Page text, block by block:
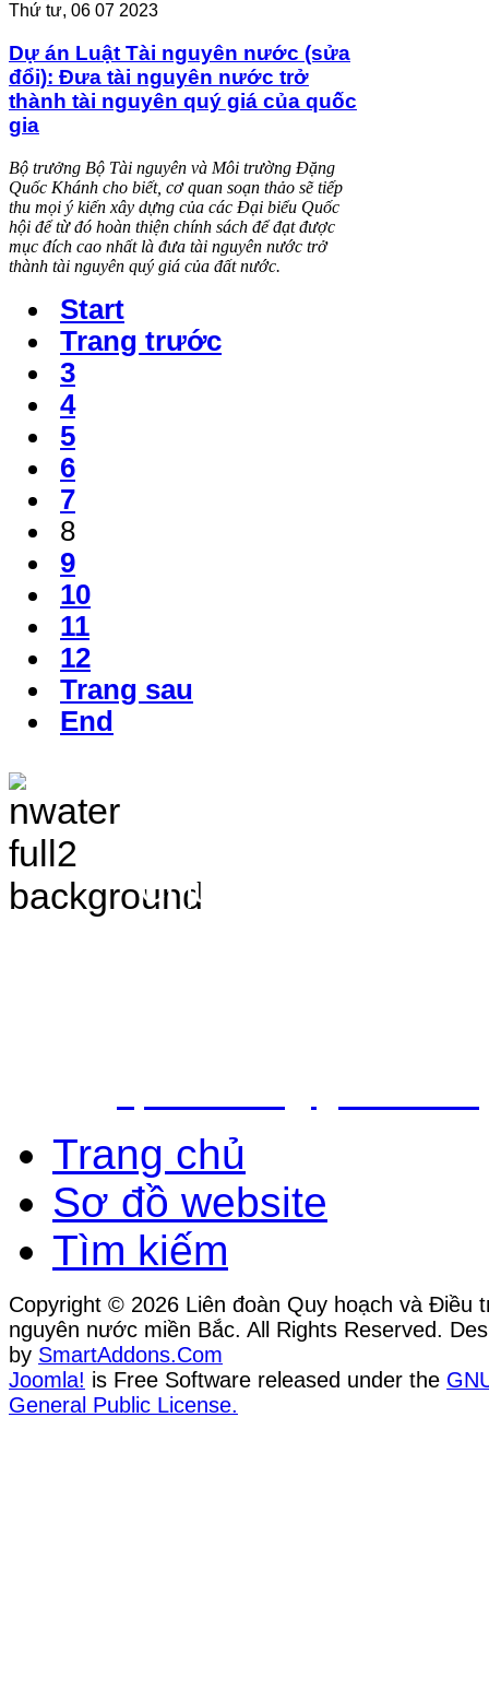
Thứ tư, 06 07 2023
Dự án Luật Tài nguyên nước (sửa
đổi): Đưa tài nguyên nước trở
thành tài nguyên quý giá của quốc
gia
Bộ trưởng Bộ Tài nguyên và Môi trường Đặng
Quốc Khánh cho biết, cơ quan soạn thảo sẽ tiếp
thu mọi ý kiến xây dựng của các Đại biểu Quốc
hội để từ đó hoàn thiện chính sách để đạt được
mục đích cao nhất là đưa tài nguyên nước trở
thành tài nguyên quý giá của đất nước.
Start
Trang trước
3
4
5
6
7
8
9
10
11
12
Trang sau
End
Chịu trách nhiệm nội
Bắc - Trung tâm QH&ĐTTNN
Trang chủ
Sơ đồ website
Tìm kiếm
Copyright © 2026 Liên đoàn Quy hoạch và Điều
nguyên nước miền Bắc. All Rights Reserved.
by SmartAddons.Com
Joomla! is Free Software released under the
General Public License.